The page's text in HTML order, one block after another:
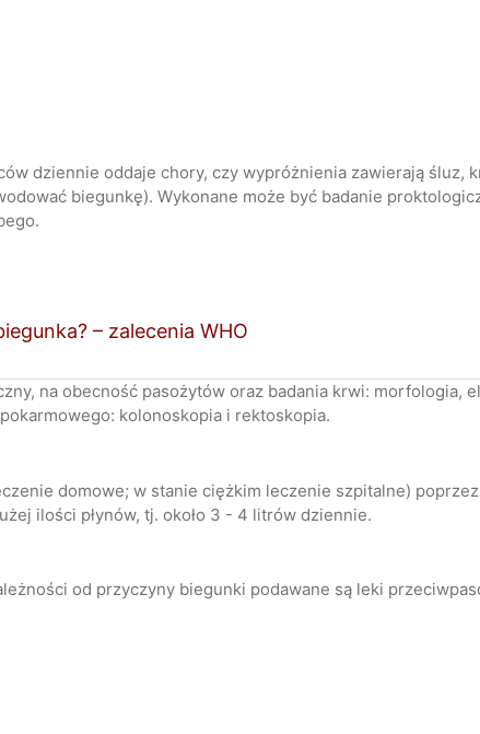
dziennie oddaje chory, czy wypróżnienia zawierają śluz,
biegunkę). Wykonane może być badanie
– zalecenia WHO
na obecność pasożytów oraz badania krwi: morfologia,
kolonoskopia i rektoskopia.
domowe; w stanie ciężkim leczenie szpitalne)
ilości płynów, tj. około 3 - 4 litrów dziennie.
od przyczyny biegunki podawane są leki